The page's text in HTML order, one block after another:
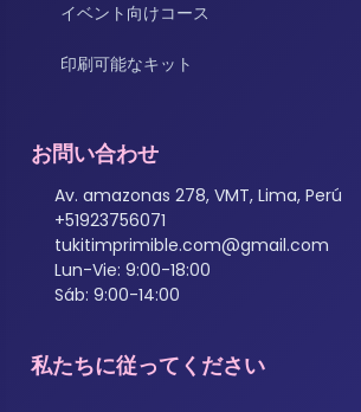
イベント向けコース
印刷可能なキット
お問い合わせ
Av. amazonas 278, VMT, Lima, Perú
+51923756071
tukitimprimible.com@gmail.com
Lun-Vie: 9:00-18:00
Sáb: 9:00-14:00
私たちに従ってください